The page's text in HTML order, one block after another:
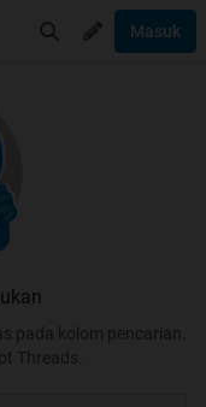
Masuk
pada kolom pencarian.
Threads.